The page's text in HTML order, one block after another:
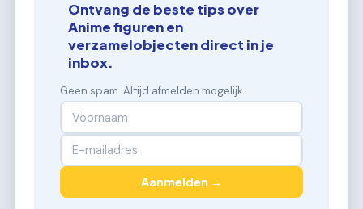
Ontvang de beste tips over
Anime figuren en
verzamelobjecten direct in je
inbox.
Geen spam. Altijd afmelden mogelijk.
Aanmelden →